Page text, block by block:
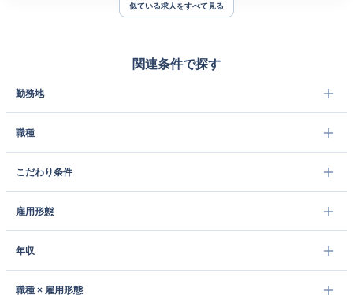
似ている求人をすべて見る
関連条件で探す
勤務地
職種
こだわり条件
雇用形態
年収
職種 × 雇用形態